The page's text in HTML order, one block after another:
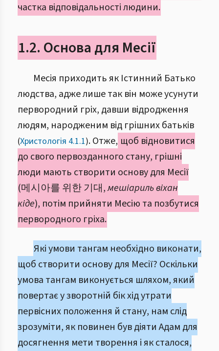
частка відповідальності людини.
1.2. Основа для Месії
Месія приходить як Істинний Батько
людства, адже лише так він може усунути
первородний гріх, давши відродження
людям, народженим від грішних батьків
(Христологія 4.1.1). Отже, щоб відновитися
до свого первозданного стану, грішні
люди мають створити основу для Месії
(메시아를 위한 기대,мешіариль віхан
кіде), потім прийняти Месію та позбутися
первородного гріха.
Які умови тангам необхідно виконати,
щоб створити основу для Месії? Оскільки
умова тангам виконується шляхом, який
повертає у зворотній бік хід утрати
первісних положення й стану, нам слід
зрозуміти, як повинен був діяти Адам для
досягнення мети творення і як сталося,